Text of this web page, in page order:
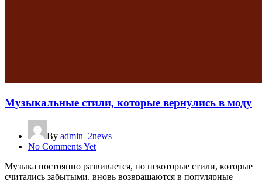
Музыкальные стили, которые вернулись в моду
By admin_2news
No Comments Yet
Музыка постоянно развивается, но некоторые стили, которые
считались забытыми, вновь возвращаются в популярные